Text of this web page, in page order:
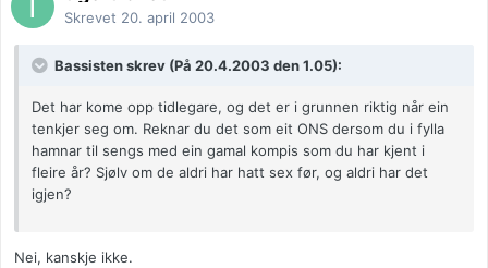
Skrevet 20. april 2003
Bassisten skrev (På 20.4.2003 den 1.05):
Det har kome opp tidlegare, og det er i grunnen riktig når ein
tenkjer seg om. Reknar du det som eit ONS dersom du i fylla
hamnar til sengs med ein gamal kompis som du har kjent i
fleire år? Sjølv om de aldri har hatt sex før, og aldri har det
igjen?
Nei, kanskje ikke.